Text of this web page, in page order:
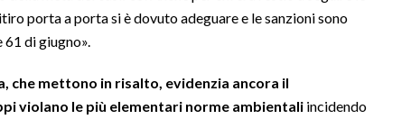
porta a porta si è dovuto adeguare e le sanzioni sono
61 di giugno».
che mettono in risalto, evidenzia ancora il
violano le più elementari norme ambientali incidendo